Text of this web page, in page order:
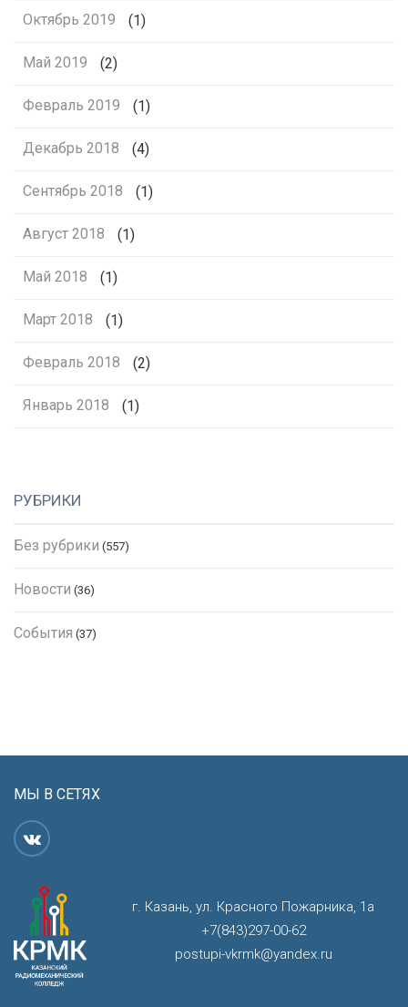
Октябрь 2019 (1)
Май 2019 (2)
Февраль 2019 (1)
Декабрь 2018 (4)
Сентябрь 2018 (1)
Август 2018 (1)
Май 2018 (1)
Март 2018 (1)
Февраль 2018 (2)
Январь 2018 (1)
РУБРИКИ
Без рубрики (557)
Новости (36)
События (37)
МЫ В СЕТЯХ
г. Казань, ул. Красного Пожарника, 1а
+7(843)297-00-62
postupi-vkrmk@yandex.ru